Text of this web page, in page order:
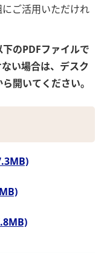
ご活用いただけれ
下のPDFファイルで
い場合は、デスク
開いてください。